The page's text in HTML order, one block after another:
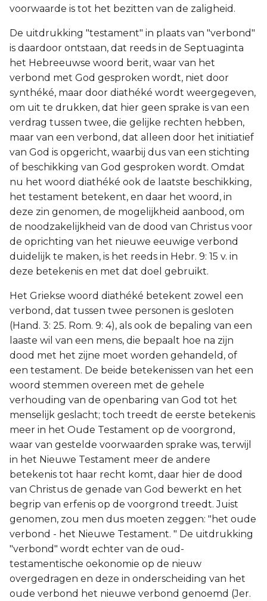
voorwaarde is tot het bezitten van de zaligheid.
De uitdrukking "testament" in plaats van "verbond"
is daardoor ontstaan, dat reeds in de Septuaginta
het Hebreeuwse woord berit, waar van het
verbond met God gesproken wordt, niet door
synthéké, maar door diathéké wordt weergegeven,
om uit te drukken, dat hier geen sprake is van een
verdrag tussen twee, die gelijke rechten hebben,
maar van een verbond, dat alleen door het initiatief
van God is opgericht, waarbij dus van een stichting
of beschikking van God gesproken wordt. Omdat
nu het woord diathéké ook de laatste beschikking,
het testament betekent, en daar het woord, in
deze zin genomen, de mogelijkheid aanbood, om
de noodzakelijkheid van de dood van Christus voor
de oprichting van het nieuwe eeuwige verbond
duidelijk te maken, is het reeds in Hebr. 9: 15 v. in
deze betekenis en met dat doel gebruikt.
Het Griekse woord diathéké betekent zowel een
verbond, dat tussen twee personen is gesloten
(Hand. 3: 25. Rom. 9: 4), als ook de bepaling van een
laaste wil van een mens, die bepaalt hoe na zijn
dood met het zijne moet worden gehandeld, of
een testament. De beide betekenissen van het een
woord stemmen overeen met de gehele
verhouding van de openbaring van God tot het
menselijk geslacht; toch treedt de eerste betekenis
meer in het Oude Testament op de voorgrond,
waar van gestelde voorwaarden sprake was, terwijl
in het Nieuwe Testament meer de andere
betekenis tot haar recht komt, daar hier de dood
van Christus de genade van God bewerkt en het
begrip van erfenis op de voorgrond treedt. Juist
genomen, zou men dus moeten zeggen: "het oude
verbond - het Nieuwe Testament. " De uitdrukking
"verbond" wordt echter van de oud-
testamentische oekonomie op de nieuw
overgedragen en deze in onderscheiding van het
oude verbond het nieuwe verbond genoemd (Jer.